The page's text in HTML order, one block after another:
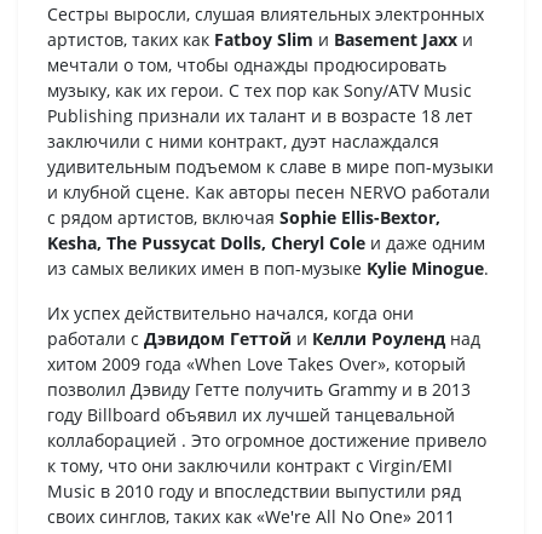
Сестры выросли, слушая влиятельных электронных
артистов, таких как Fatboy Slim и Basement Jaxx и
мечтали о том, чтобы однажды продюсировать
музыку, как их герои. С тех пор как Sony/ATV Music
Publishing признали их талант и в возрасте 18 лет
заключили с ними контракт, дуэт наслаждался
удивительным подъемом к славе в мире поп-музыки
и клубной сцене. Как авторы песен NERVO работали
с рядом артистов, включая Sophie Ellis-Bextor,
Kesha, The Pussycat Dolls, Cheryl Cole и даже одним
из самых великих имен в поп-музыке Kylie Minogue.
Их успех действительно начался, когда они
работали с Дэвидом Геттой и Келли Роуленд над
хитом 2009 года «When Love Takes Over», который
позволил Дэвиду Гетте получить Grammy и в 2013
году Billboard объявил их лучшей танцевальной
коллаборацией . Это огромное достижение привело
к тому, что они заключили контракт с Virgin/EMI
Music в 2010 году и впоследствии выпустили ряд
своих синглов, таких как «We're All No One» 2011